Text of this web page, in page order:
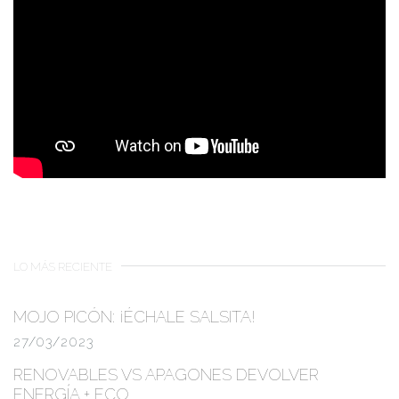
LO MÁS RECIENTE
MOJO PICÓN: ¡ÉCHALE SALSITA!
27/03/2023
RENOVABLES VS APAGONES DEVOLVER
ENERGÍA + ECO